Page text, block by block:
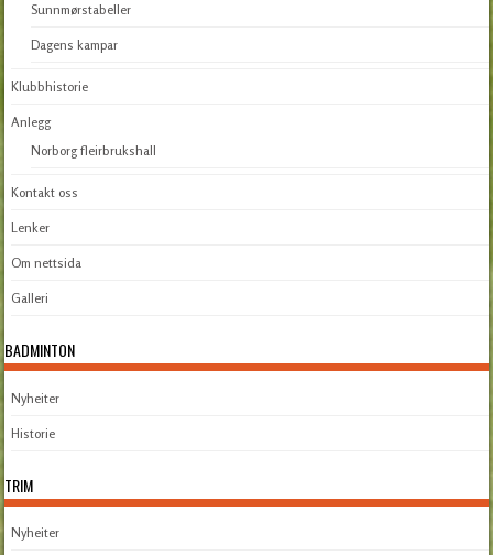
Sunnmørstabeller
Dagens kampar
Klubbhistorie
Anlegg
Norborg fleirbrukshall
Kontakt oss
Lenker
Om nettsida
Galleri
BADMINTON
Nyheiter
Historie
TRIM
Nyheiter